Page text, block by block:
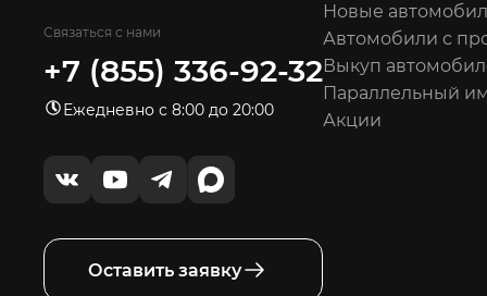
Связаться с нами
+7 (855) 336-92-32
Ежедневно с 8:00 до 20:00
Оставить заявку
Новые
Автомобили с
Выкуп
Параллельный
Акции